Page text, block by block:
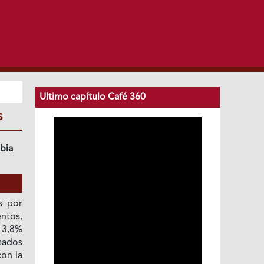
por
la
Ultimo capítulo Café 360